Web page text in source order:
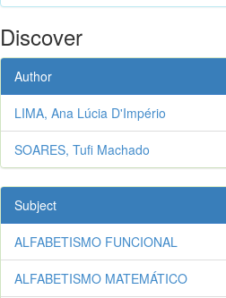
Discover
Author
LIMA, Ana Lúcia D'Império
SOARES, Tufi Machado
Subject
ALFABETISMO FUNCIONAL
ALFABETISMO MATEMÁTICO